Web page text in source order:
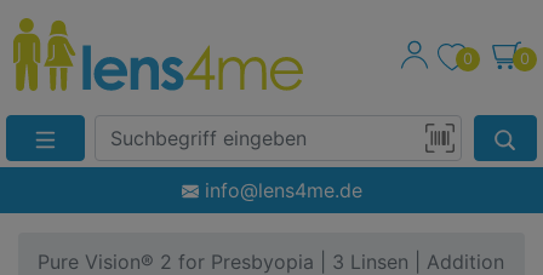
Suche
Eingabefeld
Produktsuche
Scan
0 0
info@lens4me.de
Pure Vision® 2 for Presbyopia | 3 Linsen | Addition